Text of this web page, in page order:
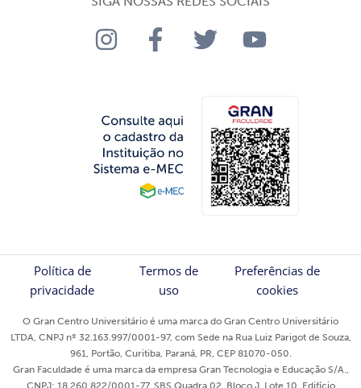
Política de
privacidade
Termos de
uso
Preferências de
cookies
O Gran Centro Universitário é uma marca do Gran Centro Universitário
LTDA, CNPJ nº 32.163.997/0001-97, com Sede na Rua Luiz Parigot de Souza,
961, Portão, Curitiba, Paraná, PR, CEP 81070-050.
Gran Faculdade é uma marca da empresa Gran Tecnologia e Educação S/A.,
CNPJ: 18.260.822/0001-77, SBS Quadra 02, Bloco J, Lote 10, Edifício